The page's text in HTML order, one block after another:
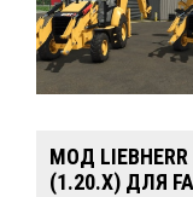
МОД LIEBHERR
(1.20.X) ДЛЯ